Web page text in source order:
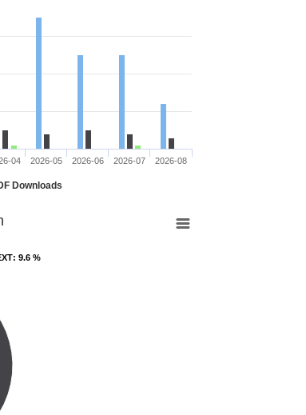
Downloads
04 2026-05 2026-06 2026-07 2026-08
: 9.6 %
: 9.6 %